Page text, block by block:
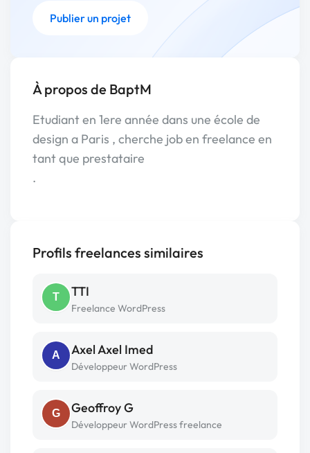
Publier un projet
À propos de BaptM
Etudiant en 1ere année dans une école de
design a Paris , cherche job en freelance en
tant que prestataire
.
Profils freelances similaires
T TTI
Freelance WordPress
A Axel Axel Imed
Développeur WordPress
G Geoffroy G
Développeur WordPress freelance